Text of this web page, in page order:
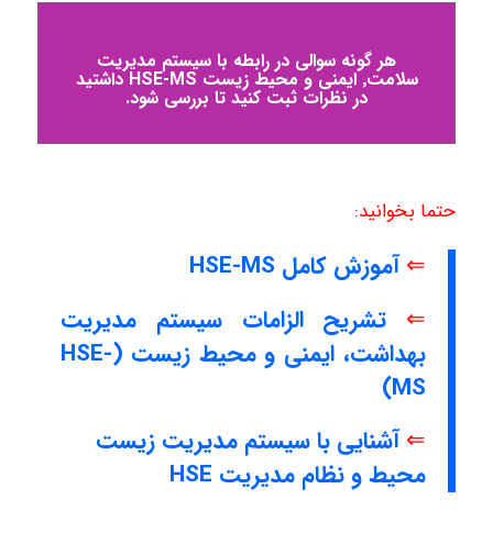
هر گونه سوالی در رابطه با سیستم مدیریت
سلامت٬ ایمنی و محیط زیست HSE-MS داشتید
در نظرات ثبت کنید تا بررسی شود.
حتما بخوانید:
⇐آموزش کامل HSE-MS
⇐ تشریح الزامات سیستم مدیریت
بهداشت، ایمنی و محیط زیست (HSE-
MS)
⇐آشنایی با سیستم مدیریت زیست
محیط و نظام مدیریت HSE